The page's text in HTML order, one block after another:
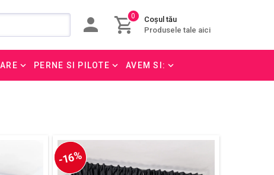
0
Coșul tău
Produsele tale aici
PERNE SI PILOTE AVEM SI:
-16%